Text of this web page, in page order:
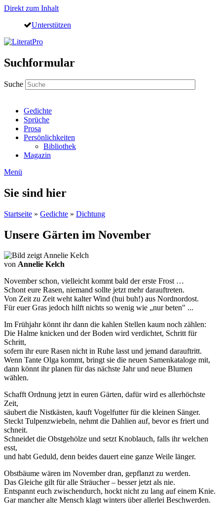
Direkt zum Inhalt
Unterstützen
Suchformular
Suche
Gedichte
Sprüche
Prosa
Persönlichkeiten
Bibliothek
Magazin
Menü
Sie sind hier
Startseite » Gedichte » Dichtung
Unsere Gärten im November
von Annelie Kelch
November schon, vielleicht kommt bald der erste Frost …
Schont eure Rasen, niemand sollte jetzt mehr darauftreten.
Von Zeit zu Zeit weht kalter Wind (hui buh!) aus Nordnordost.
Für euer Gras jedoch hilft nichts so wenig wie „nur beten" ...
Im Frühjahr könnt ihr dann die kahlen Stellen kaum noch zählen:
Die Halme knicken und der Boden wird verdichtet, Schritt für
Schritt,
sofern ihr eure Rasen nicht in Ruhe lasst und jemand darauftritt.
Wenn Tante Olga kommt, bringt sie die neuen Samenkataloge mit,
dann könnt ihr planen für das nächste Jahr und neue Blumen
wählen.
Schafft Ordnung jetzt in euren Gärten, dafür wird es allerhöchste
Zeit,
säubert die Nistkästen, kauft Vogelfutter für die kleinen Sänger.
Steckt Tulpenzwiebeln, nehmt die Dahlien auf, bevor es friert und
schneit.
Schneidet die Obstgehölze und setzt Knoblauch, falls ihr welchen
esst,
und habt Geduld, denn beides dauert eine ganze Weile länger.
Obstbäume wären im November dran, gepflanzt zu werden.
Das Gleiche gilt für alle Sträucher – besser jetzt als nie.
Entspannt euch zwischendurch, hockt nicht zu lang auf einem Knie.
Gar mancher alte Mensch klagt winters über allerlei Beschwerden.